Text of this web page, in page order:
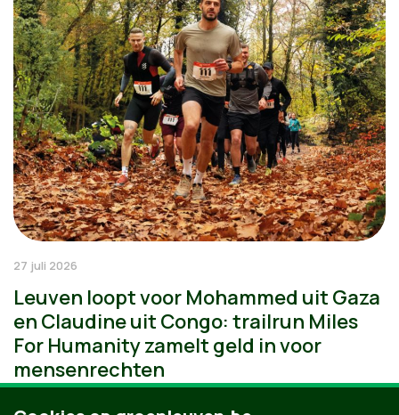
27 juli 2026
Leuven loopt voor Mohammed uit Gaza
en Claudine uit Congo: trailrun Miles
For Humanity zamelt geld in voor
mensenrechten